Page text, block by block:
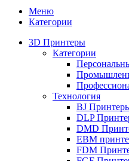
Меню
Категории
3D Принтеры
Категории
Технология
BJ
DLP
DMD
EBM
FDM